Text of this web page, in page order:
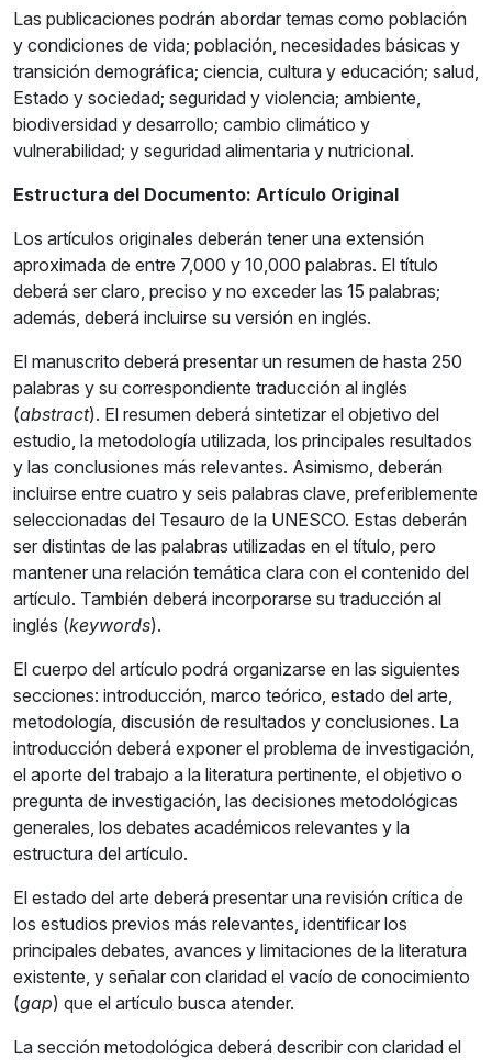
Las publicaciones podrán abordar temas como población
y condiciones de vida; población, necesidades básicas y
transición demográfica; ciencia, cultura y educación; salud,
Estado y sociedad; seguridad y violencia; ambiente,
biodiversidad y desarrollo; cambio climático y
vulnerabilidad; y seguridad alimentaria y nutricional.
Estructura del Documento: Artículo Original
Los artículos originales deberán tener una extensión
aproximada de entre 7,000 y 10,000 palabras. El título
deberá ser claro, preciso y no exceder las 15 palabras;
además, deberá incluirse su versión en inglés.
El manuscrito deberá presentar un resumen de hasta 250
palabras y su correspondiente traducción al inglés
(abstract). El resumen deberá sintetizar el objetivo del
estudio, la metodología utilizada, los principales resultados
y las conclusiones más relevantes. Asimismo, deberán
incluirse entre cuatro y seis palabras clave, preferiblemente
seleccionadas del Tesauro de la UNESCO. Estas deberán
ser distintas de las palabras utilizadas en el título, pero
mantener una relación temática clara con el contenido del
artículo. También deberá incorporarse su traducción al
inglés (keywords).
El cuerpo del artículo podrá organizarse en las siguientes
secciones: introducción, marco teórico, estado del arte,
metodología, discusión de resultados y conclusiones. La
introducción deberá exponer el problema de investigación,
el aporte del trabajo a la literatura pertinente, el objetivo o
pregunta de investigación, las decisiones metodológicas
generales, los debates académicos relevantes y la
estructura del artículo.
El estado del arte deberá presentar una revisión crítica de
los estudios previos más relevantes, identificar los
principales debates, avances y limitaciones de la literatura
existente, y señalar con claridad el vacío de conocimiento
(gap) que el artículo busca atender.
La sección metodológica deberá describir con claridad el